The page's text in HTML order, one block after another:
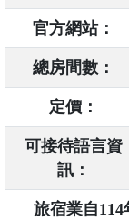
官方網站：
總房間數：
定價：
可接待語言資
訊：
旅宿業自